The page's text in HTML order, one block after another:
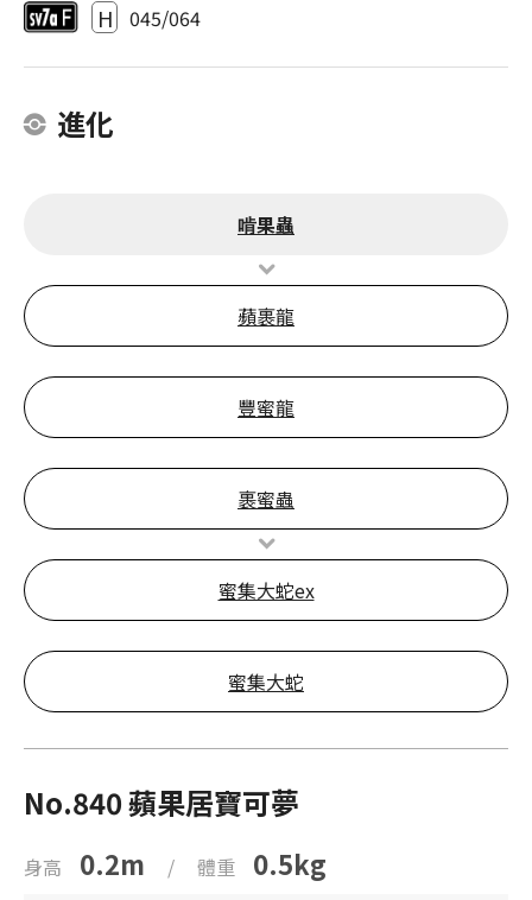
H 045/064
進化
啃果蟲
蘋裹龍
豐蜜龍
裹蜜蟲
蜜集大蛇ex
蜜集大蛇
No.840 蘋果居寶可夢
身高 0.2m / 體重 0.5kg